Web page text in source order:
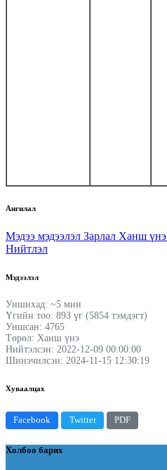
Ангилал
Мэдээ мэдээлэл Зарлал Ханш үнэ
Нийтлэл
Мэдээлэл
Уншихад: ~5 мин
Үгийн тоо: 893 үг (5854 тэмдэгт)
Уншсан: 4765
Төрөл: Ханш үнэ
Нийтэлсэн: 2022-12-09 00:00:00
Шинэчилсэн: 2024-11-15 12:30:19
Хуваалцах
Facebook Twitter PDF
Холбоо барих